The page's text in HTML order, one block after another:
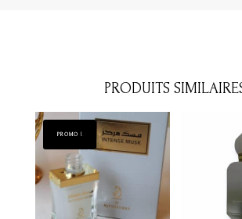
PRODUITS
PROMO !